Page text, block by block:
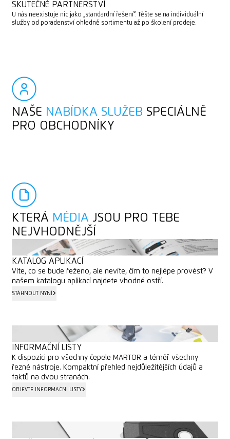
SKUTEČNÉ PARTNERSTVÍ
U nás neexistuje nic jako „standardní řešení“. Těšte se na individuální
služby od poradenství ohledně sortimentu až po školení prodeje.
NAŠE NABÍDKA SLUŽEB SPECIÁLNĚ
PRO OBCHODNÍKY
KTERÁ MÉDIA JSOU PRO TEBE
NEJVHODNĚJŠÍ
KATALOG APLIKACÍ
Víte, co se bude řeženo, ale nevíte, čím to nejlépe provést? V
našem katalogu aplikací najdete vhodné ostří.
STÁHNOUT NYNÍ
INFORMAČNÍ LISTY
K dispozici pro všechny čepele MARTOR a téměř všechny
řezné nástroje. Kompaktní přehled nejdůležitějších údajů a
faktů na dvou stranách.
OBJEVTE INFORMAČNÍ LISTY